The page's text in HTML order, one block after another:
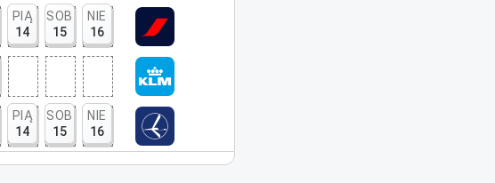
PIĄ
14
SOB
15
NIE
16
PIĄ
14
SOB
15
NIE
16